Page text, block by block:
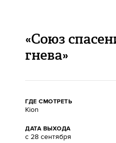
«Союз
гнева»
ГДЕ СМОТРЕТЬ
Kion
ДАТА ВЫХОДА
с 28 сентября